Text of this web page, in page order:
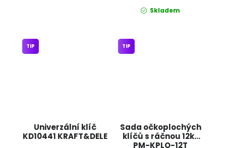
Skladem
Univerzální klíč
KD10441 KRAFT&DELE
TIP
Sada očkoplochých
klíčů s ráčnou 12ks
PM-KPLO-12T
TIP